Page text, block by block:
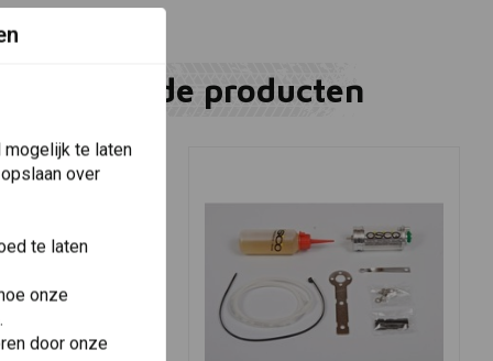
Gerelateerde producten
mogelijk te laten
over
te laten
onze
door onze